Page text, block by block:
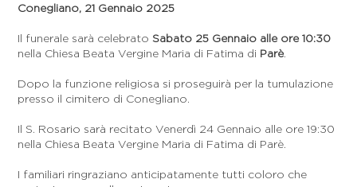
Conegliano, 21 Gennaio 2025
Il funerale sarà celebratoSabato 25 Gennaio alle ore 10:30
nella Chiesa Beata Vergine Maria di Fatima di Parè
Dopo la funzione religiosa si proseguirà per la tumulazione
presso il cimitero di Conegliano.
Il S. Rosario sarà recitato Venerdì 24 Gennaio alle ore 19:30
nella Chiesa Beata Vergine Maria di Fatima di Parè.
I familiari ringraziano anticipatamente tutti coloro che